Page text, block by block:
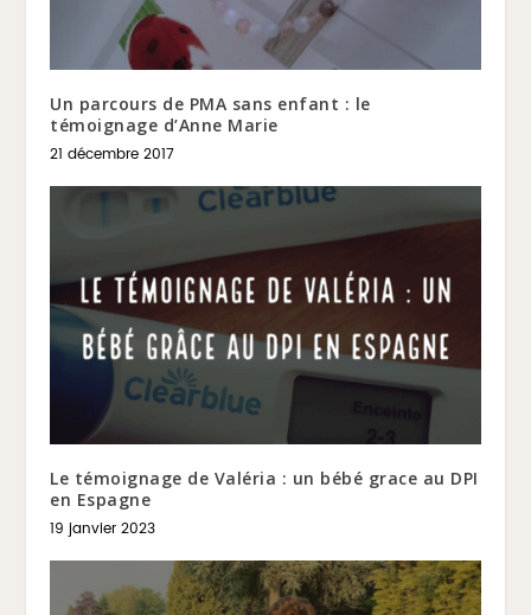
Un parcours de PMA sans enfant : le
témoignage d’Anne Marie
21 décembre 2017
Le témoignage de Valéria : un bébé grace au DPI
en Espagne
19 janvier 2023